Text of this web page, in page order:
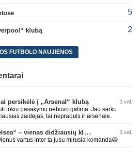
5
klubą 2
FUTBOLO NAUJIENOS
persikėlė į „Arsenal“ klubą 1 val.
tokiu pasakymu nebuvo galima. Jau sarku
zaidejas, tai neprapuls ir arsenale.
M. Palestra: „Man „Chelsea“ – vienas didžiausių klubų futbole“ 1 val.
vartus inter ta jusu mirusia komanda😀